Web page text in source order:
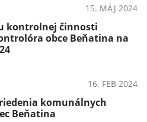
15. MÁJ 2024
kontrolnej činnosti
obce Beňatina na
16. FEB 2024
komunálnych
Beňatina